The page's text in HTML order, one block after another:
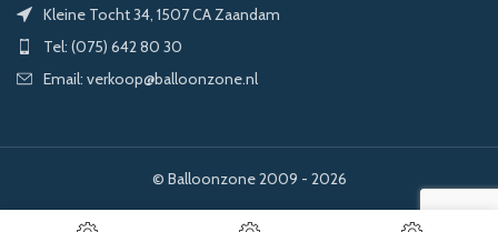
Kleine Tocht 34, 1507 CA Zaandam
Tel: (075) 642 80 30
Email: verkoop@balloonzone.nl
© Balloonzone 2009 - 2026